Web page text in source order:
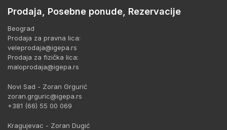
Prodaja, Posebne ponude, Rezervacije
Beograd
Prodaja za pravna lica:
veleprodaja@igepa.rs
Prodaja za fizička lica:
maloprodaja@igepa.rs
Novi Sad - Zoran Grgurić
zoran.grguric@igepa.rs
+381 (66) 55 00 069
Kragujevac - Zoran Dugić